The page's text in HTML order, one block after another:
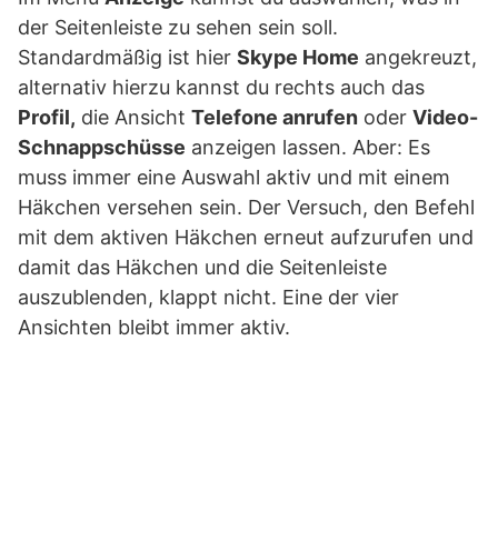
der Seitenleiste zu sehen sein soll.
Standardmäßig ist hier Skype Home angekreuzt,
alternativ hierzu kannst du rechts auch das
Profil, die Ansicht Telefone anrufen oder Video-
Schnappschüsse anzeigen lassen. Aber: Es
muss immer eine Auswahl aktiv und mit einem
Häkchen versehen sein. Der Versuch, den Befehl
mit dem aktiven Häkchen erneut aufzurufen und
damit das Häkchen und die Seitenleiste
auszublenden, klappt nicht. Eine der vier
Ansichten bleibt immer aktiv.